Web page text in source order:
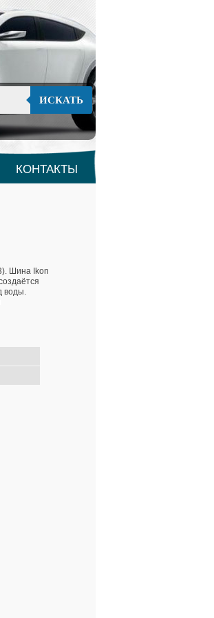
ИСКАТЬ
КОНТАКТЫ
Шина Ikon
воды.